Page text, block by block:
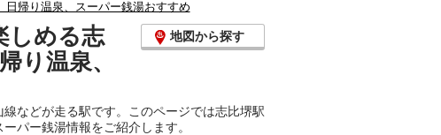
日帰り温泉、スーパー銭湯おすすめ
しめる志
り温泉、
地図から探す
などが走る駅です。このページでは志比堺駅
パー銭湯情報をご紹介します。